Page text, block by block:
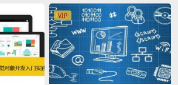
节，能够基于鸿蒙系统...
VIP